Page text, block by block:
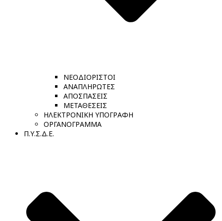
ΝΕΟΔΙΟΡΙΣΤΟΙ
ΑΝΑΠΛΗΡΩΤΕΣ
ΑΠΟΣΠΑΣΕΙΣ
ΜΕΤΑΘΕΣΕΙΣ
ΗΛΕΚΤΡΟΝΙΚΗ ΥΠΟΓΡΑΦΗ
ΟΡΓΑΝΟΓΡΑΜΜΑ
Π.Υ.Σ.Δ.Ε.